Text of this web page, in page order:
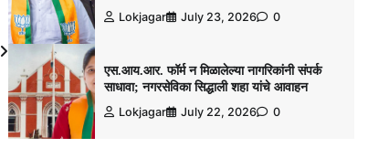
Lokjagar July 23, 2026 0
एस.आय.आर. फॉर्म न मिळालेल्या नागरिकांनी संपर्क
साधावा; नगरसेविका सिद्धाली शहा यांचे आवाहन
Lokjagar July 22, 2026 0